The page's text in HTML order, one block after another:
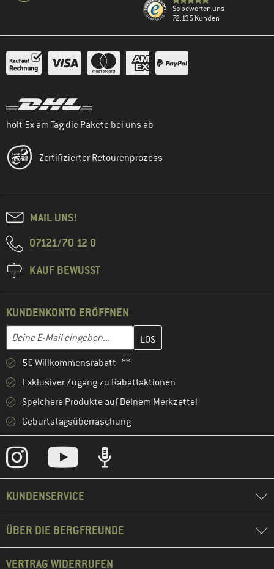
So bewerten uns
72.135 Kunden
holt 5x am Tag die Pakete bei uns ab
Zertifizierter Retourenprozess
MAIL UNS!
07121/70 12 0
KAUF BEWUSST
KUNDENKONTO ERÖFFNEN
E-Mail-Adresse
Gib hier deine E-Mail-Adresse ein und erstelle im nächsten
5€ Willkommensrabatt **
Exklusiver Zugang zu Rabattaktionen
Speichere Produkte auf Deinem Merkzettel
Geburtstagsüberraschung
KUNDENSERVICE
ÜBER DIE BERGFREUNDE
VERTRAG WIDERRUFEN